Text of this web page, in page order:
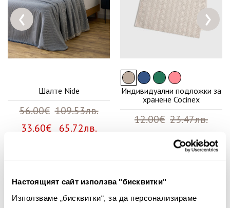
Настоящият сайт използва "бисквитки"
Използваме „бисквитки“, за да персонализираме
Шалте Nide
56.00€ 109.53лв.
33.60€ 65.72лв.
Индивидуални подложки за
хранене Cocinex
12.00€ 23.47лв.
8.40€ 16.43лв.
‹ ›
Няма мнения за този продукт.